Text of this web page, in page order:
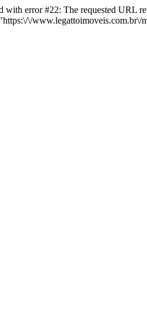
error #22: The requested URL
\/www.legattoimoveis.com.br\/